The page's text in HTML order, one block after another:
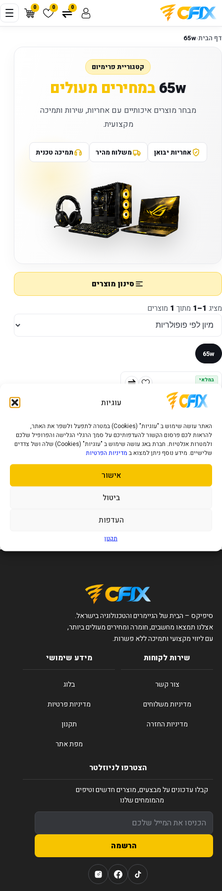
עוגיות
האתר עושה שימוש ב "עוגיות" (Cookies) במטרה לתפעל ולשפר את האתר,
להראות לכם פרסום הקשור להעדפותיכם על סמך הרגלי הגלישה והפרופיל שלכם
ולמטרות אנלטיות. חברת באג עושה שימוש ב "עוגיות" (Cookies) שלה ושל צדדים
שלישיים. מידע נוסף ניתן למצוא ב מדיניות הפרטיות
אישור
ביטול
העדפות
תקנון
0 0 0
דף הבית‹
65w
קטגוריית פרימיום
65w במחירים מעולים
מבחר מוצרים איכותיים עם אחריות, שירות ותמיכה
מקצועית.
אחריות יבואן משלוח מהיר תמיכה טכנית
סינון מוצרים
מציג 1–1 מתוך 1 מוצרים
65w
במלאי
תואם
סיפיקס – הבית של הגיימרים והטכנולוגיה בישראל.
אצלנו תמצאו מחשבים, חומרה ומחירים מעולים ביותר,
עם ליווי מקצועי ותמיכה ללא פשרות.
שירות לקוחות
צור קשר
מדיניות משלוחים
מדיניות החזרה
מידע שימושי
בלוג
מדיניות פרטיות
תקנון
מפת אתר
הצטרפו לניוזלטר
קבלו עדכונים על מבצעים, מוצרים חדשים וטיפים
מהמומחים שלנו
הרשמה